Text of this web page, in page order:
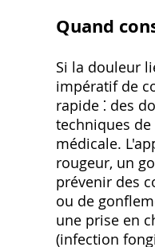
Quand
Si la douleur
impératif de
rapide ⁚ des
techniques
médicale.
rougeur, un
prévenir des
ou de
une prise en
(infection